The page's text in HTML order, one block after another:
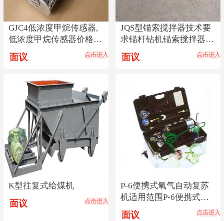
GJC4低浓度甲烷传感器,
低浓度甲烷传感器价格
低,传感器货源热销
面议 点击进入
JQS型锚索搅拌器技术要
求锚杆钻机锚索搅拌器安
装方式锚索搅拌器
面议 点击进入
K型往复式给煤机
面议 点击进入
P-6便携式氧气自动复苏
机适用范围P-6便携式氧
气自动复苏机产地
面议 点击进入